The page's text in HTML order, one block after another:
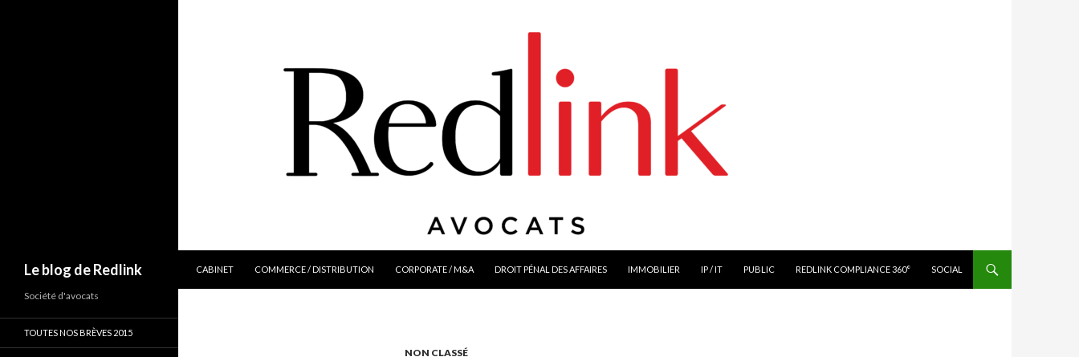
Le blog de Redlink
CABINET
COMMERCE / DISTRIBUTION CORPORATE / M&A DROIT PÉNAL DES AFFAIRES IMMOBILIER IP / IT PUBLIC REDLINK COMPLIANCE 360° SOCIAL
NON CLASSÉ
Société d'avocats
TOUTES NOS BRÈVES 2015